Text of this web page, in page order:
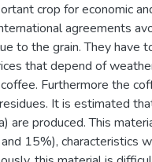
crop for economic
agreements
to the grain. They have
that depend of
Furthermore the
It is estimated
are produced. This
15%), characteristics